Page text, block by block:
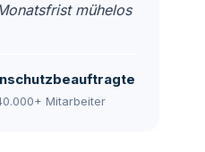
mühelos
Mitarbeiter